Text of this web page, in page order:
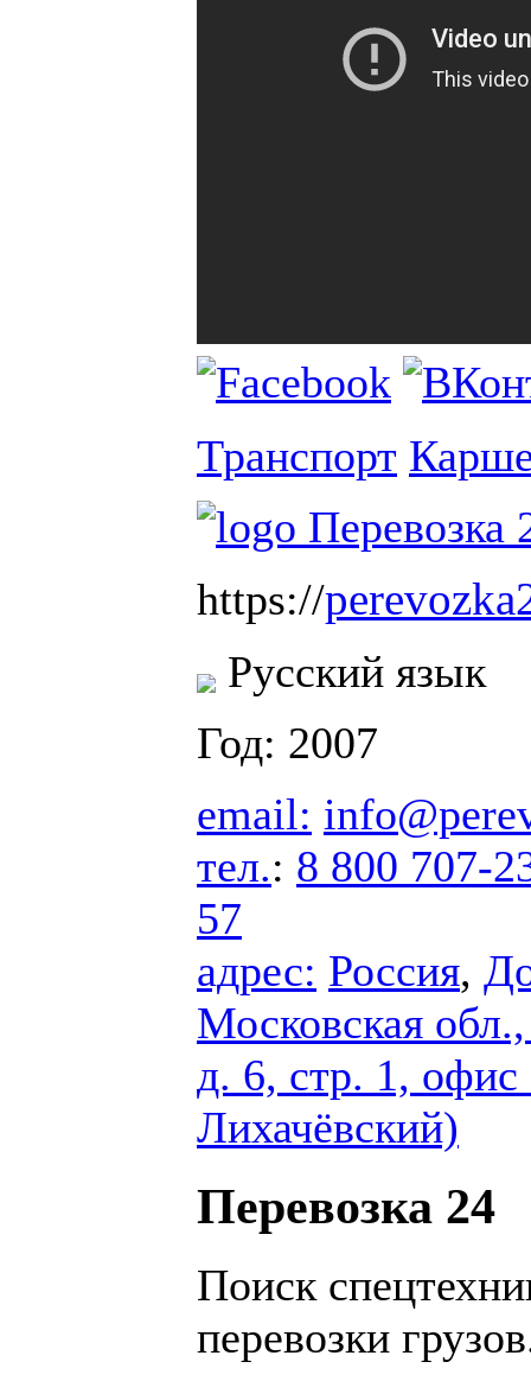
Транспорт
https://
Русский язык
Год: 2007
email:
тел.: 8 800 707-
57
адрес: Россия,
Московская
д. 6, стр. 1,
Лихачёвский)
Перевозка 24
Поиск
перевозки